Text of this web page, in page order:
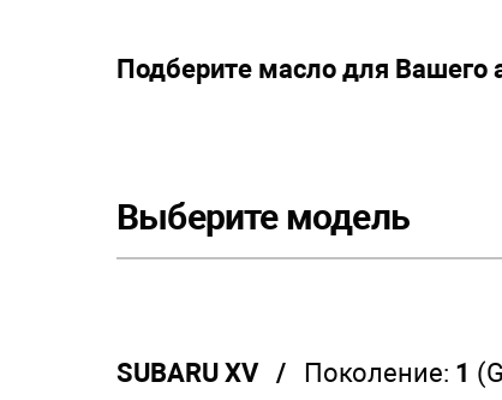
Подберите масло для Вашего
Выберите модель
SUBARU XV / Поколение: 1